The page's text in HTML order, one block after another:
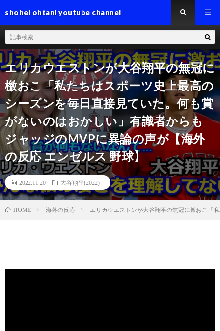
shohei ohtani youtube channel
エリカウエストンが大谷翔平の無冠に
檄おこ「私たちはスポーツ史上最高の
シーズンを毎日直接見ていた。何も賞
がないのはおかしい」有識者からも
ジャッジのMVPに異論の声が【海外
の反応 エンゼルス 野球】
2022.11.20 大谷翔平(2022)
HOME 海外の反応 エリカウエストンが大谷翔平の無冠に檄おこ「